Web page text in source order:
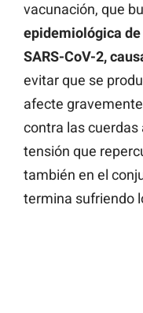
vacunación, que
epidemiológica
SARS-CoV-2,
evitar que se
afecte
contra las
tensión que
también en el
termina sufriendo